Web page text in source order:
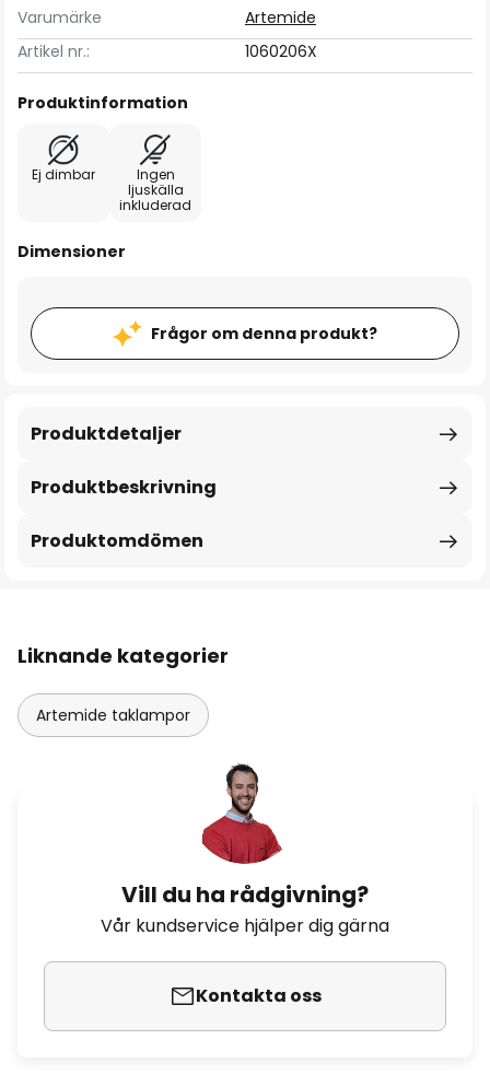
Varumärke
Artemide
Artikel nr.:
1060206X
Produktinformation
Ej dimbar
Ingen
ljuskälla
inkluderad
Dimensioner
Frågor om denna produkt?
Produktbeskrivning
Produktdetaljer
Produktomdömen
Liknande kategorier
Artemide taklampor
Vill du ha rådgivning?
Vår kundservice hjälper dig gärna
Kontakta oss